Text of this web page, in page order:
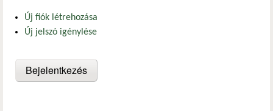
Új fiók létrehozása
Új jelszó igénylése